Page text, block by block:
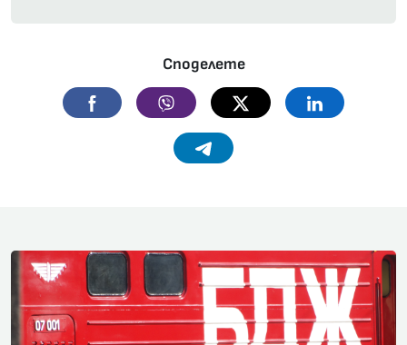
Споделете
Facebook Viber Twitter Linkedin
Telegram